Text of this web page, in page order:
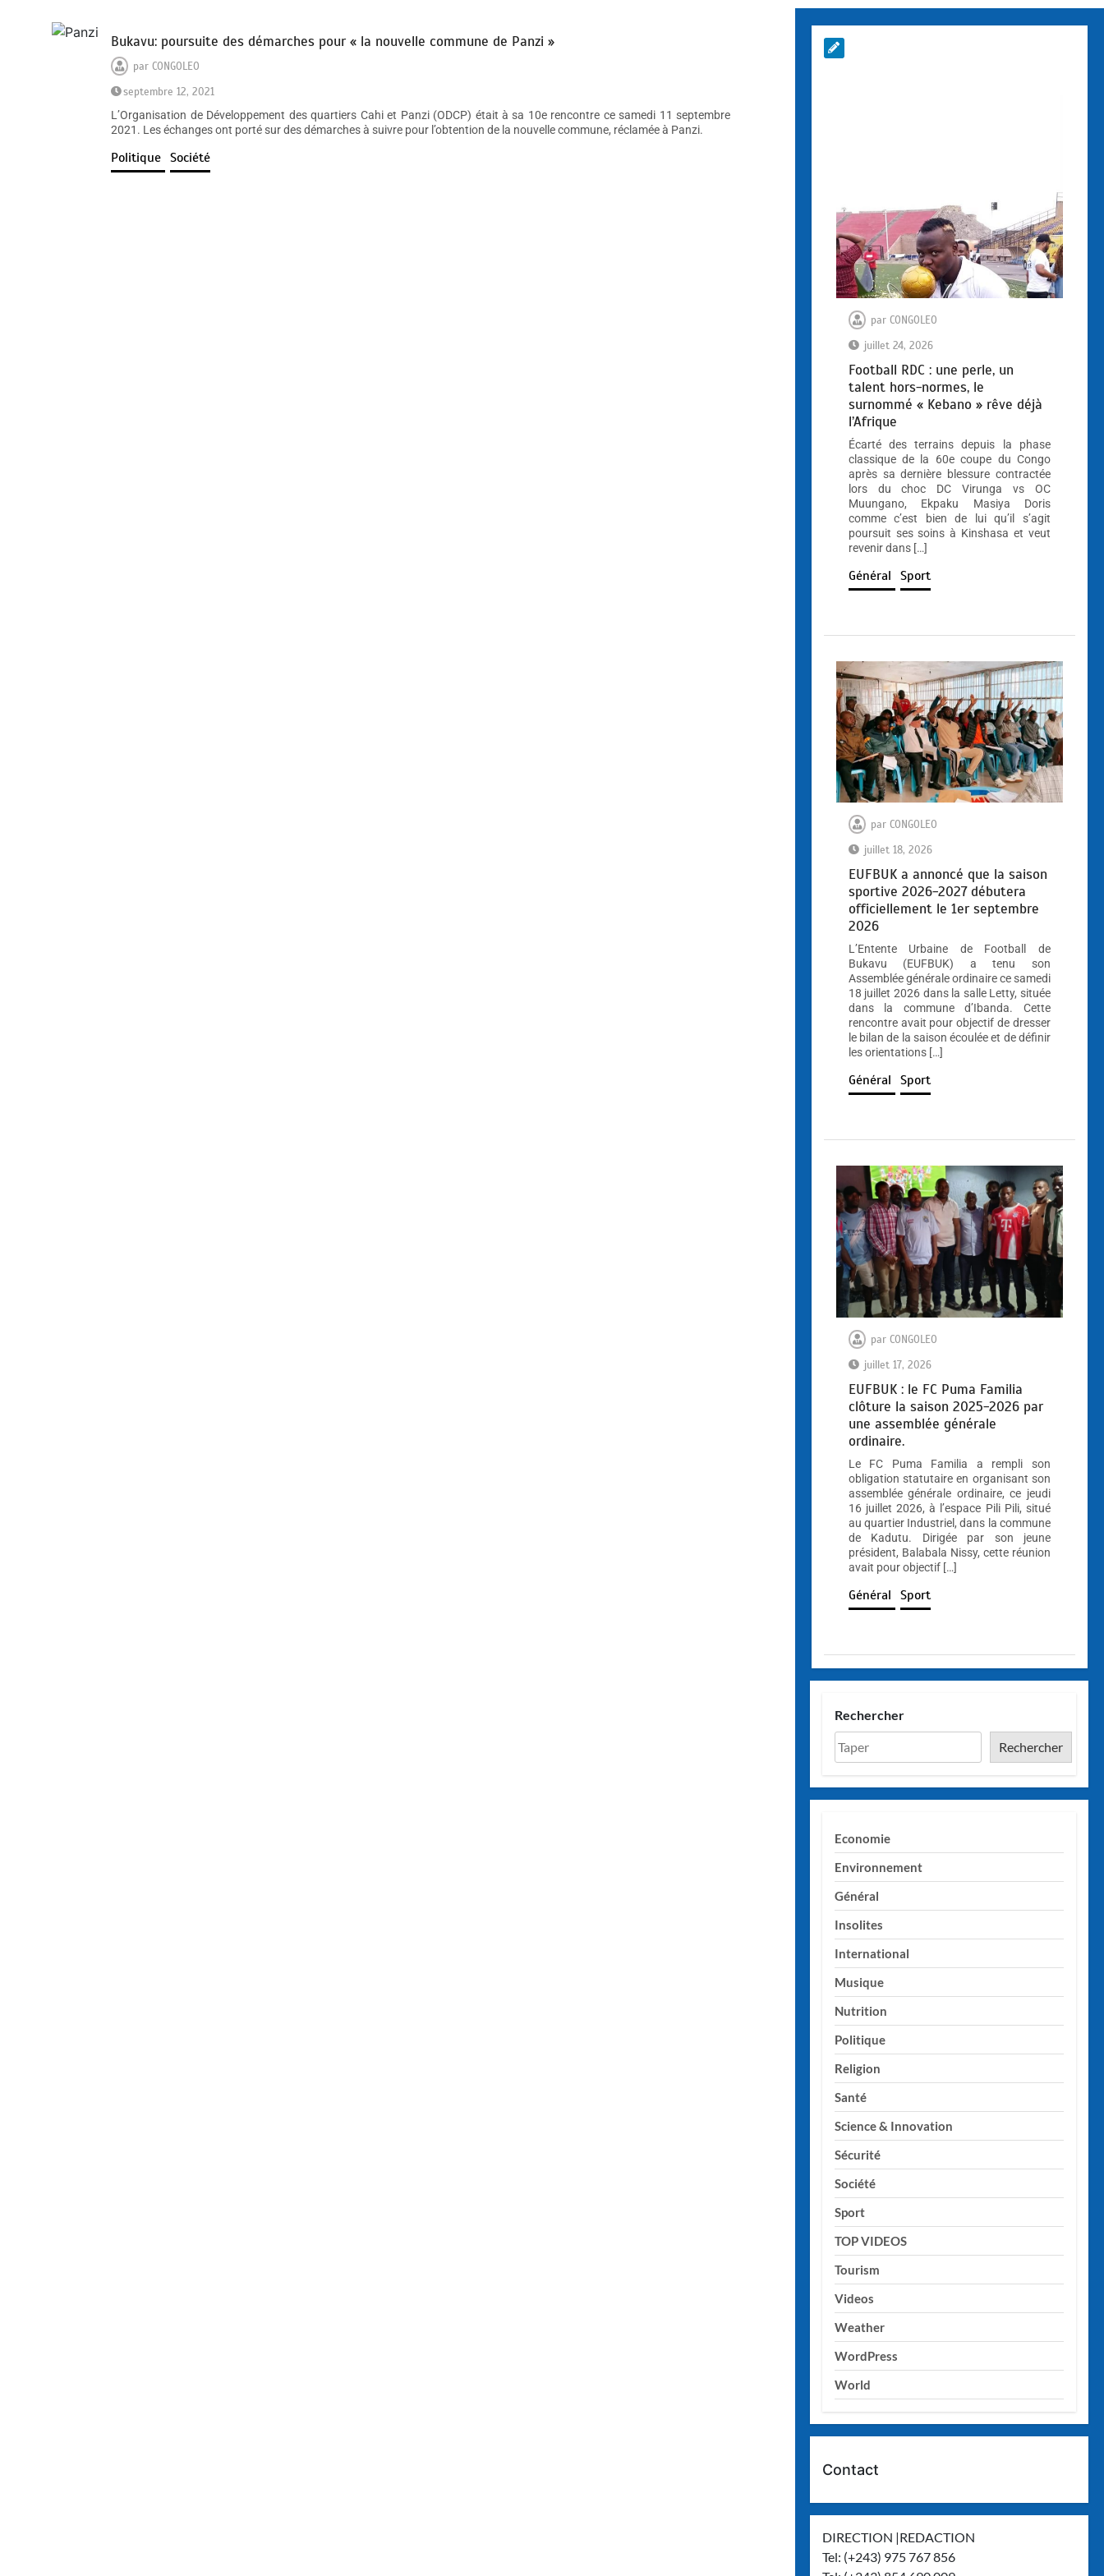
Bukavu: poursuite des démarches pour « la nouvelle commune de Panzi »
parCONGOLEO
septembre 12, 2021
L’Organisation de Développement des quartiers Cahi et Panzi (ODCP) était à sa 10e rencontre ce samedi 11 septembre
2021. Les échanges ont porté sur des démarches à suivre pour l’obtention de la nouvelle commune, réclamée à Panzi.
Politique Société
par CONGOLEO
juillet 24, 2026
Football RDC : une perle, un
talent hors-normes, le
surnommé « Kebano » rêve déjà
l’Afrique
Écarté des terrains depuis la phase
classique de la 60e coupe du Congo
après sa dernière blessure contractée
lors du choc DC Virunga vs OC
Muungano, Ekpaku Masiya Doris
comme c’est bien de lui qu’il s’agit
poursuit ses soins à Kinshasa et veut
revenir dans […]
Général Sport
par CONGOLEO
juillet 18, 2026
EUFBUK a annoncé que la saison
sportive 2026-2027 débutera
officiellement le 1er septembre
2026
L’Entente Urbaine de Football de
Bukavu (EUFBUK) a tenu son
Assemblée générale ordinaire ce samedi
18 juillet 2026 dans la salle Letty, située
dans la commune d’Ibanda. Cette
rencontre avait pour objectif de dresser
le bilan de la saison écoulée et de définir
les orientations […]
Général Sport
par CONGOLEO
juillet 17, 2026
EUFBUK : le FC Puma Familia
clôture la saison 2025-2026 par
une assemblée générale
ordinaire.
Le FC Puma Familia a rempli son
obligation statutaire en organisant son
assemblée générale ordinaire, ce jeudi
16 juillet 2026, à l’espace Pili Pili, situé
au quartier Industriel, dans la commune
de Kadutu. Dirigée par son jeune
président, Balabala Nissy, cette réunion
avait pour objectif […]
Général Sport
Rechercher
Rechercher
Economie
Environnement
Général
Insolites
International
Musique
Nutrition
Politique
Religion
Santé
Science & Innovation
Sécurité
Société
Sport
TOP VIDEOS
Tourism
Videos
Weather
WordPress
World
Contact
DIRECTION |REDACTION
Tel: (+243) 975 767 856